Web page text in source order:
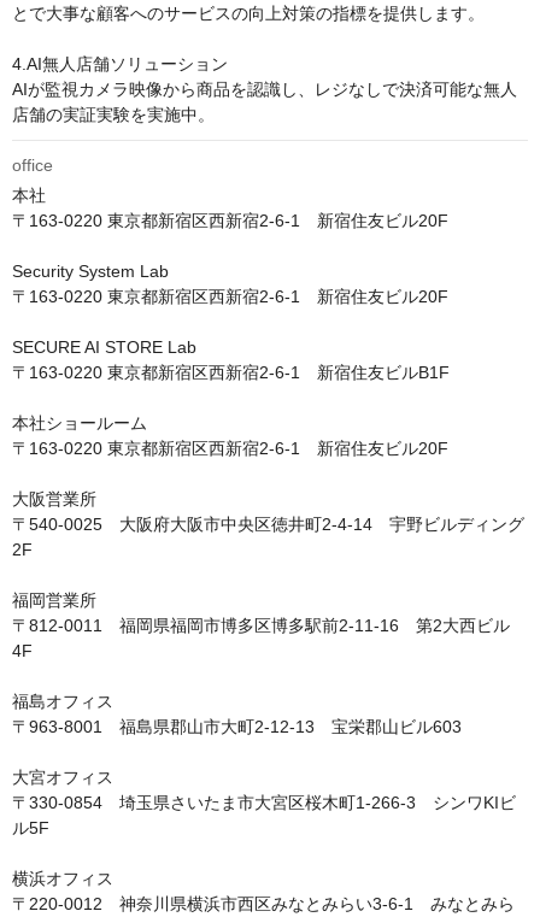
とで大事な顧客へのサービスの向上対策の指標を提供します。
4.AI無人店舗ソリューション
AIが監視カメラ映像から商品を認識し、レジなしで決済可能な無人
店舗の実証実験を実施中。
office
本社
〒163-0220 東京都新宿区西新宿2-6-1　新宿住友ビル20F
Security System Lab
〒163-0220 東京都新宿区西新宿2-6-1　新宿住友ビル20F
SECURE AI STORE Lab
〒163-0220 東京都新宿区西新宿2-6-1　新宿住友ビルB1F
本社ショールーム
〒163-0220 東京都新宿区西新宿2-6-1　新宿住友ビル20F
大阪営業所
〒540-0025　大阪府大阪市中央区徳井町2-4-14　宇野ビルディング
2F
福岡営業所
〒812-0011　福岡県福岡市博多区博多駅前2-11-16　第2大西ビル
4F
福島オフィス
〒963-8001　福島県郡山市大町2-12-13　宝栄郡山ビル603
大宮オフィス
〒330-0854　埼玉県さいたま市大宮区桜木町1-266-3　シンワKIビ
ル5F
横浜オフィス
〒220-0012　神奈川県横浜市西区みなとみらい3-6-1　みなとみら